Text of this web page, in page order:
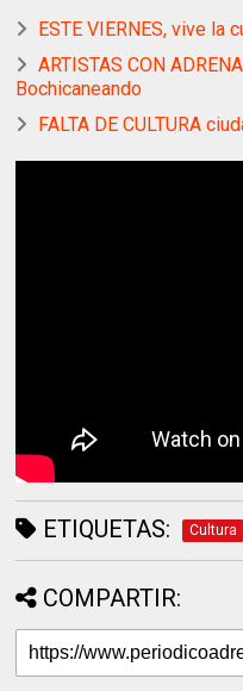
ESTE VIERNES, vive la
ARTISTAS CON
Bochicaneando
FALTA DE CULTURA
ETIQUETAS: Cultura
COMPARTIR: